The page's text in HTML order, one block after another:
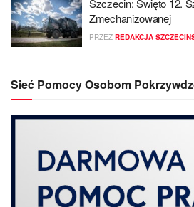
Szczecin: Święto 12.
Zmechanizowanej
PRZEZ REDAKCJA
Sieć Pomocy Osobom